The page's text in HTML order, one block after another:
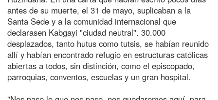
antes de su muerte, el 31 de mayo, suplicaban a la
Santa Sede y a la comunidad internacional que
declarasen Kabgayi "ciudad neutral". 30.000
desplazados, tanto hutus como tutsis, se habían reunido
allí y habían encontrado refugio en estructuras católicas
abiertas a todos, sin distinción, como el episcopado,
parroquias, conventos, escuelas y un gran hospital.